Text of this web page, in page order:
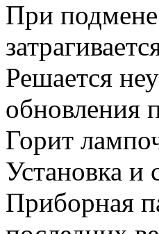
При
Решается
обновления
Горит
Установка и
Приборная